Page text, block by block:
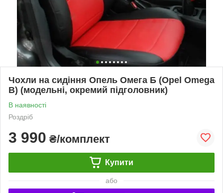
Чохли на сидіння Опель Омега Б (Opel Omega
B) (модельні, окремий підголовник)
В наявності
Роздріб
3 990 ₴/комплект
Купити
або